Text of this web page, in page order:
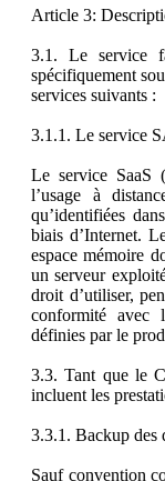
Article 3:
3.1. Le service
spécifiquement
services suivants :
3.1.1. Le service
Le service SaaS
l’usage à
qu’identifiées
biais d’Internet.
espace mémoire
un serveur
droit d’utiliser,
conformité avec
définies par le
3.3. Tant que le
incluent les
3.3.1. Backup des
Sauf convention